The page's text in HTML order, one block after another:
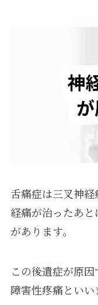
舌痛症は三叉神
経痛が治ったあ
があります。
この後遺症が原
障害性疼痛といい